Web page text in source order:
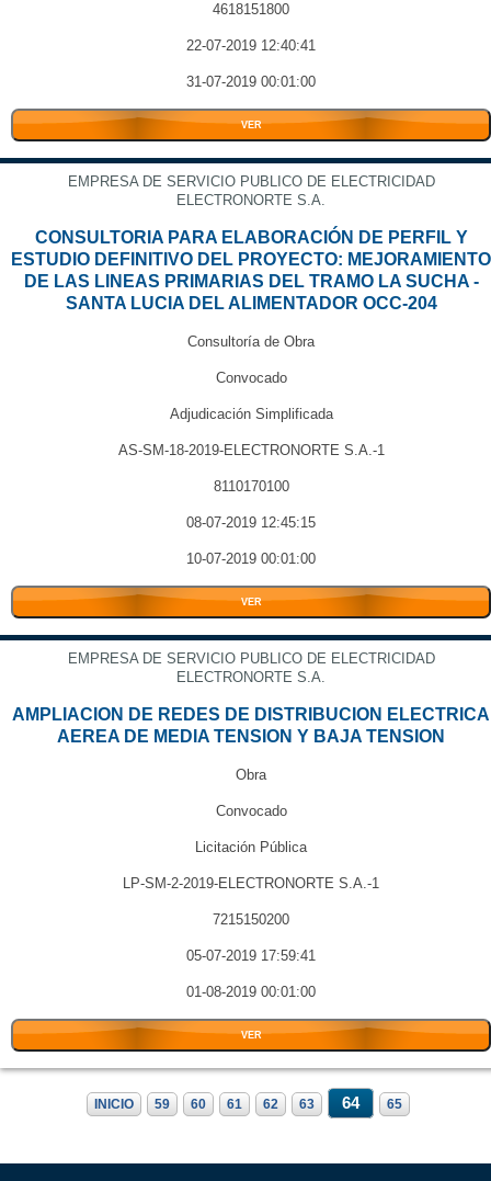
4618151800
22-07-2019 12:40:41
31-07-2019 00:01:00
VER
EMPRESA DE SERVICIO PUBLICO DE ELECTRICIDAD
ELECTRONORTE S.A.
CONSULTORIA PARA ELABORACIÓN DE PERFIL Y
ESTUDIO DEFINITIVO DEL PROYECTO: MEJORAMIENTO
DE LAS LINEAS PRIMARIAS DEL TRAMO LA SUCHA -
SANTA LUCIA DEL ALIMENTADOR OCC-204
Consultoría de Obra
Convocado
Adjudicación Simplificada
AS-SM-18-2019-ELECTRONORTE S.A.-1
8110170100
08-07-2019 12:45:15
10-07-2019 00:01:00
VER
EMPRESA DE SERVICIO PUBLICO DE ELECTRICIDAD
ELECTRONORTE S.A.
AMPLIACION DE REDES DE DISTRIBUCION ELECTRICA
AEREA DE MEDIA TENSION Y BAJA TENSION
Obra
Convocado
Licitación Pública
LP-SM-2-2019-ELECTRONORTE S.A.-1
7215150200
05-07-2019 17:59:41
01-08-2019 00:01:00
VER
INICIO 59 60 61 62 63 64 65